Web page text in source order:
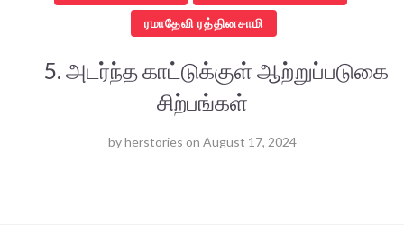
ரமாதேவி ரத்தினசாமி
5. அடர்ந்த காட்டுக்குள் ஆற்றுப்படுகை
சிற்பங்கள்
byherstories on August 17, 2024